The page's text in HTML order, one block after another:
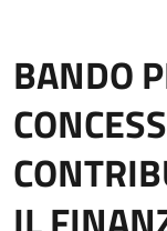
BANDO